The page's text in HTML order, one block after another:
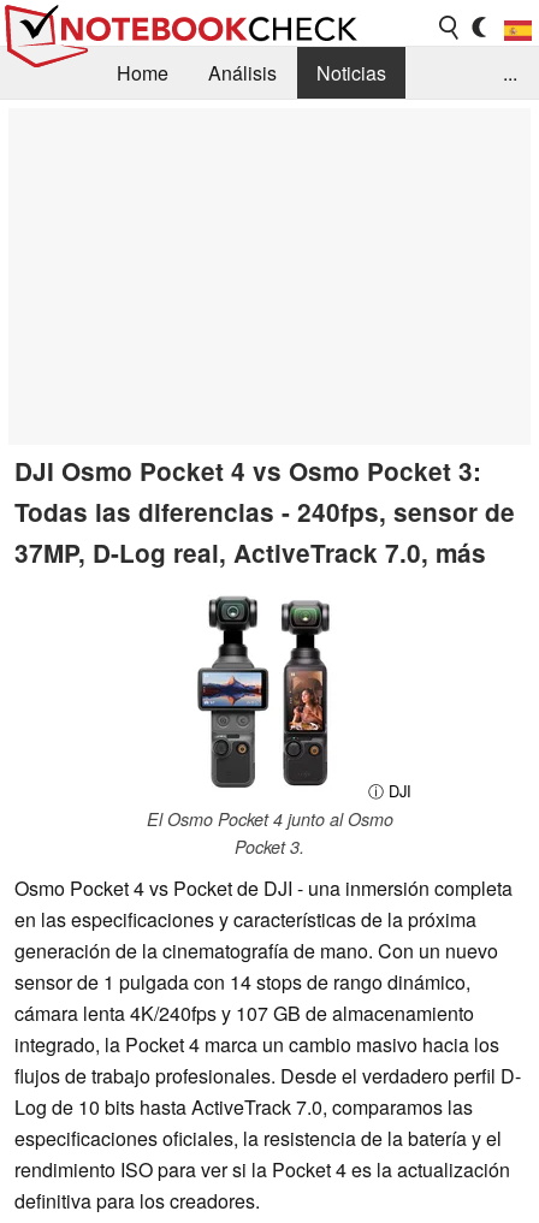
Home Análisis
Noticias
...
DJI Osmo Pocket 4 vs Osmo Pocket 3:
Todas las diferencias - 240fps, sensor de
37MP, D-Log real, ActiveTrack 7.0, más
ⓘ DJI
El Osmo Pocket 4 junto al Osmo
Pocket 3.
Osmo Pocket 4 vs Pocket de DJI - una inmersión completa
en las especificaciones y características de la próxima
generación de la cinematografía de mano. Con un nuevo
sensor de 1 pulgada con 14 stops de rango dinámico,
cámara lenta 4K/240fps y 107 GB de almacenamiento
integrado, la Pocket 4 marca un cambio masivo hacia los
flujos de trabajo profesionales. Desde el verdadero perfil D-
Log de 10 bits hasta ActiveTrack 7.0, comparamos las
especificaciones oficiales, la resistencia de la batería y el
rendimiento ISO para ver si la Pocket 4 es la actualización
definitiva para los creadores.